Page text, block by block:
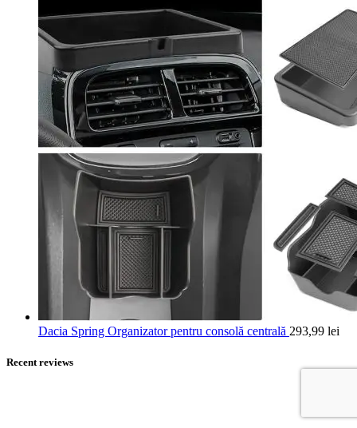
Dacia Spring Organizator pentru consolă centrală 293,99 lei
Recent reviews